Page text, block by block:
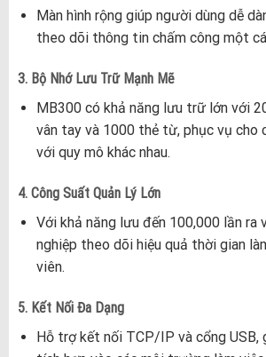
Màn hình rộng giúp người dùng dễ
theo dõi thông tin chấm công một
3. Bộ Nhớ Lưu Trữ Mạnh Mẽ
MB300 có khả năng lưu trữ lớn với
vân tay và 1000 thẻ từ, phục vụ cho
với quy mô khác nhau.
4. Công Suất Quản Lý Lớn
Với khả năng lưu đến 100,000 lần ra
nghiệp theo dõi hiệu quả thời gian
viên.
5. Kết Nối Đa Dạng
Hỗ trợ kết nối TCP/IP và cổng USB,